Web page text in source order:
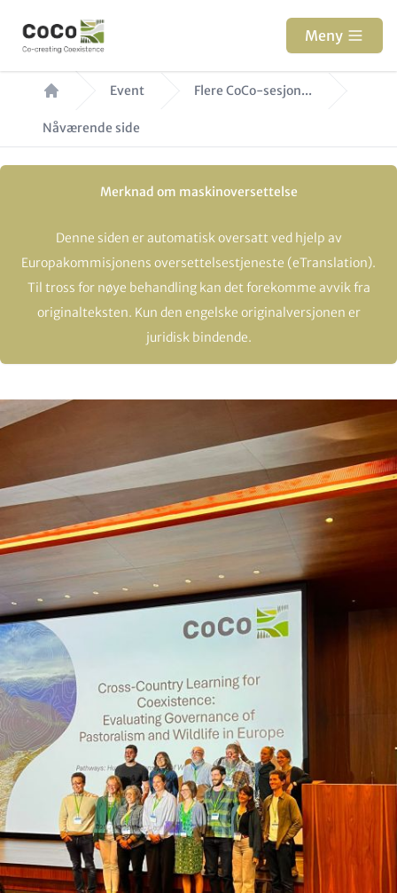
Meny
NavigasjonsstiEvent Flere CoCo-sesjon...
Nåværende side
Merknad om maskinoversettelse
Denne siden er automatisk oversatt ved hjelp av
Europakommisjonens oversettelsestjeneste (eTranslation).
Til tross for nøye behandling kan det forekomme avvik fra
originalteksten. Kun den engelske originalversjonen er
juridisk bindende.
Hero
Image